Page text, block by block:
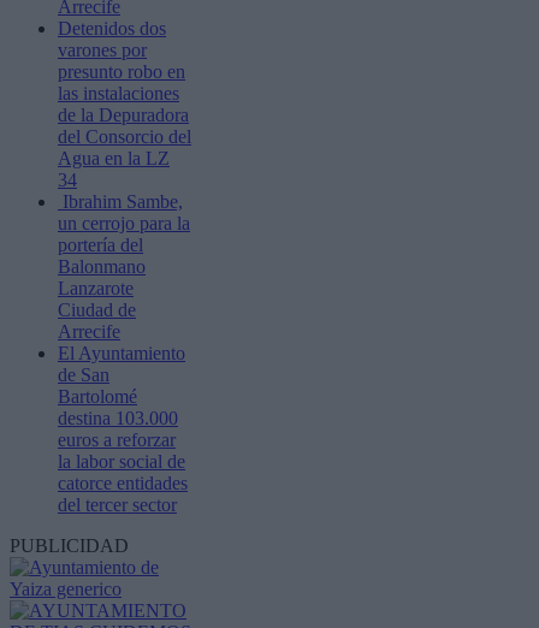
Arrecife
Detenidos dos
varones por
presunto robo en
las instalaciones
de la Depuradora
del Consorcio del
Agua en la LZ
34
Ibrahim Sambe,
un cerrojo para la
portería del
Balonmano
Lanzarote
Ciudad de
Arrecife
El Ayuntamiento
de San
Bartolomé
destina 103.000
euros a reforzar
la labor social de
catorce entidades
del tercer sector
PUBLICIDAD